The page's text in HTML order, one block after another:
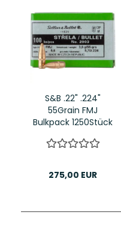
S&B .22" .224"
55Grain FMJ
Bulkpack 1250Stück
275,00 EUR